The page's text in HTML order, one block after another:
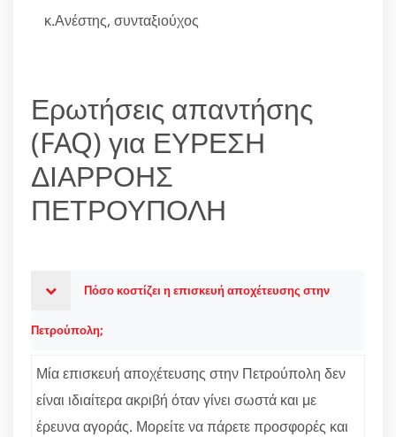
κ.Ανέστης, συνταξιούχος
Ερωτήσεις απαντήσης
(FAQ) για ΕΥΡΕΣΗ
ΔΙΑΡΡΟΗΣ
ΠΕΤΡΟΥΠΟΛΗ
Πόσο κοστίζει η επισκευή αποχέτευσης στην
Πετρούπολη;
Μία επισκευή αποχέτευσης στην Πετρούπολη δεν
είναι ιδιαίτερα ακριβή όταν γίνει σωστά και με
έρευνα αγοράς. Μορείτε να πάρετε προσφορές και